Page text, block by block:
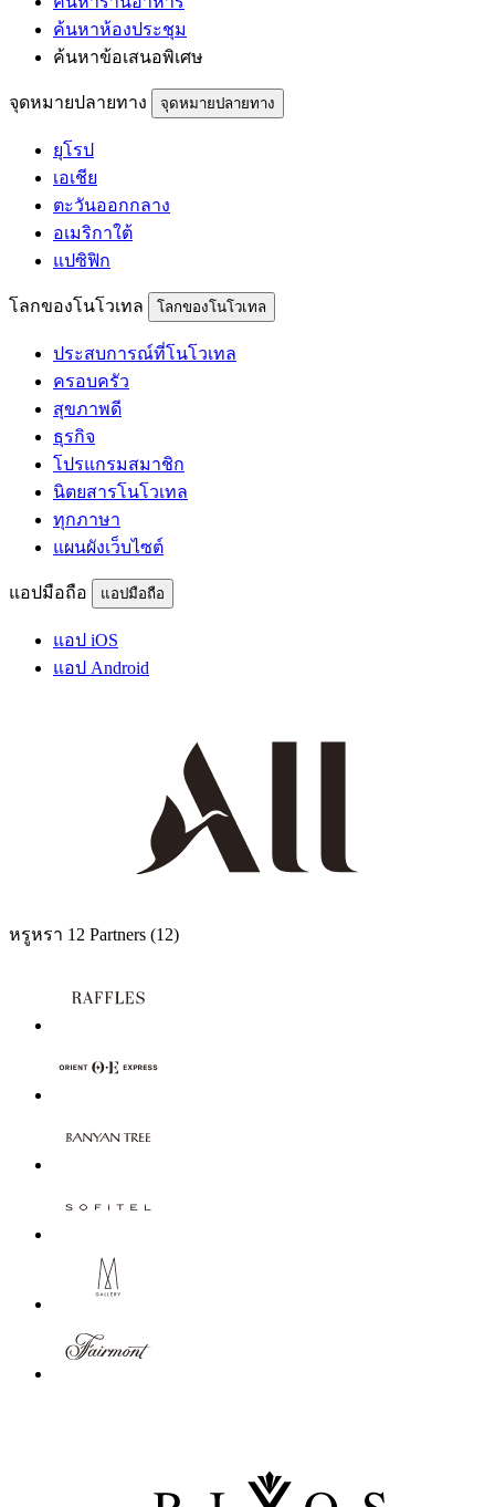
ค้นหาห้องประชุม
ค้นหาข้อเสนอพิเศษ
จุดหมายปลายทาง จุดหมายปลายทาง
ยุโรป
เอเชีย
ตะวันออกกลาง
อเมริกาใต้
แปซิฟิก
โลกของโนโวเทล โลกของโนโวเทล
ประสบการณ์ที่โนโวเทล
ครอบครัว
สุขภาพดี
ธุรกิจ
โปรแกรมสมาชิก
นิตยสารโนโวเทล
ทุกภาษา
แผนผังเว็บไซต์
แอปมือถือ แอปมือถือ
แอป iOS
แอป Android
หรูหรา 12 Partners (12)